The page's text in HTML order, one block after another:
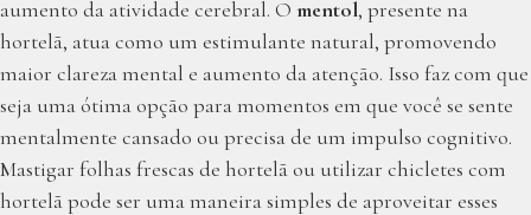
aumento da atividade cerebral. O mentol, presente na
hortelã, atua como um estimulante natural, promovendo
maior clareza mental e aumento da atenção. Isso faz com que
seja uma ótima opção para momentos em que você se sente
mentalmente cansado ou precisa de um impulso cognitivo.
Mastigar folhas frescas de hortelã ou utilizar chicletes com
hortelã pode ser uma maneira simples de aproveitar esses